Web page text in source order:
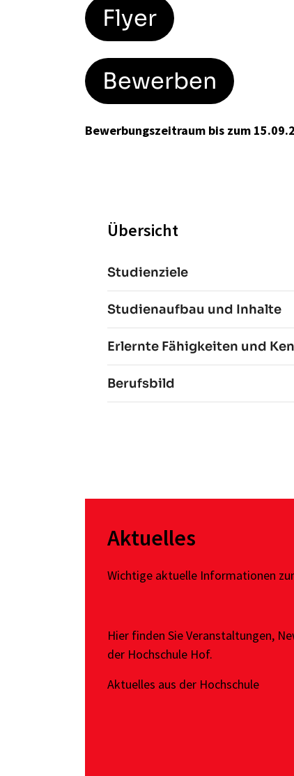
Flyer
Bewerben
Bewerbungszeitraum bis zum
Übersicht
Studienziele
Studienaufbau und Inhalte
Erlernte Fähigkeiten und
Berufsbild
Aktuelles
Wichtige aktuelle Informationen
Hier finden Sie Veranstaltungen,
der Hochschule Hof.
Aktuelles aus der Hochschule